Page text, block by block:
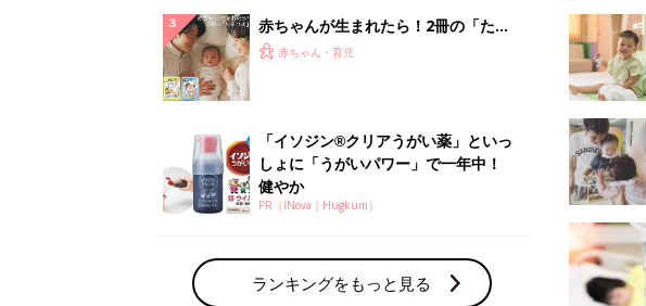
赤ちゃんが生まれたら！2冊の「たま
ひよ」
赤ちゃん・育児
「イソジン®クリアうがい薬」といっ
しょに「うがいパワー」で一年中！
健やか
PR（iNova｜Hugkum）
ランキングをもっと見る